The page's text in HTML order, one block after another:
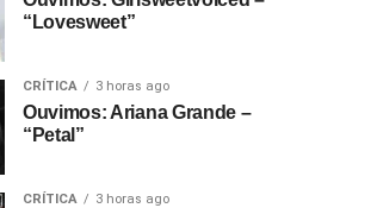
“Lovesweet”
CRÍTICA 3 horas ago
Ouvimos: Ariana Grande –
“Petal”
CRÍTICA 3 horas ago